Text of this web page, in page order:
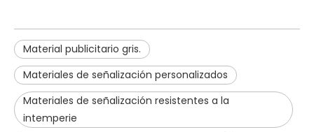
Material publicitario gris.
Materiales de señalización personalizados
Materiales de señalización resistentes a la
intemperie